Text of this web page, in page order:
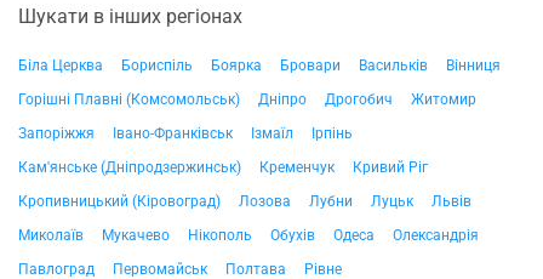
Шукати в інших регіонах
Біла Церква Бориспіль Боярка Бровари Васильків
Вінниця
Горішні Плавні (Комсомольськ)
Дніпро Дрогобич
Житомир
Запоріжжя
Івано-Франківськ Ізмаїл
Ірпінь
Кам'янське (Дніпродзержинськ)
Кременчук
Кривий Ріг
Кропивницький (Кіровоград)
Лозова Лубни Луцьк
Львів
Миколаїв
Мукачево Нікополь Обухів Одеса
Олександрія
Павлоград
Первомайськ Полтава
Рівне